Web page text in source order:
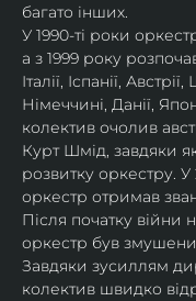
багато інших.
У 1990-ті роки
а з 1999 року
Італії, Іспанії,
Німеччині, Данії,
колектив очолив
Курт Шмід, завдяки
розвитку оркестру.
оркестр отримав
Після початку війни
оркестр був
Завдяки зусиллям
колектив швидко